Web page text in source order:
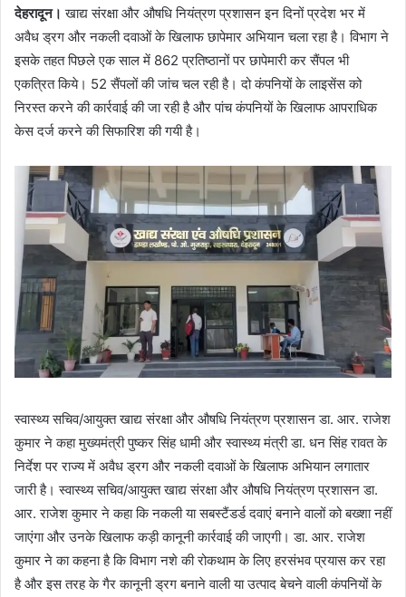
देहरादून। खाद्य संरक्षा और औषधि नियंत्रण प्रशासन इन दिनों प्रदेश भर में
अवैध ड्रग और नकली दवाओं के खिलाफ छापेमार अभियान चला रहा है। विभाग ने
इसके तहत पिछले एक साल में 862 प्रतिष्ठानों पर छापेमारी कर सैंपल भी
एकत्रित किये। 52 सैंपलों की जांच चल रही है। दो कंपनियों के लाइसेंस को
निरस्त करने की कार्रवाई की जा रही है और पांच कंपनियों के खिलाफ आपराधिक
केस दर्ज करने की सिफारिश की गयी है।
स्वास्थ्य सचिव/आयुक्त खाद्य संरक्षा और औषधि नियंत्रण प्रशासन डा. आर. राजेश
कुमार ने कहा मुख्यमंत्री पुष्कर सिंह धामी और स्वास्थ्य मंत्री डा. धन सिंह रावत के
निर्देश पर राज्य में अवैध ड्रग और नकली दवाओं के खिलाफ अभियान लगातार
जारी है। स्वास्थ्य सचिव/आयुक्त खाद्य संरक्षा और औषधि नियंत्रण प्रशासन डा.
आर. राजेश कुमार ने कहा कि नकली या सबस्टैंडर्ड दवाएं बनाने वालों को बख्शा नहीं
जाएंगा और उनके खिलाफ कड़ी कानूनी कार्रवाई की जाएगी। डा. आर. राजेश
कुमार ने का कहना है कि विभाग नशे की रोकथाम के लिए हरसंभव प्रयास कर रहा
है और इस तरह के गैर कानूनी ड्रग बनाने वाली या उत्पाद बेचने वाली कंपनियों के